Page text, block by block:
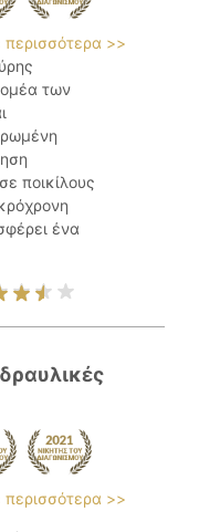
περισσότερα >>
των
ποικίλους
ένα
περισσότερα >>